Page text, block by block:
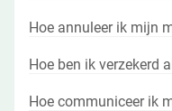
Hoe annuleer ik mijn
Hoe ben ik verzekerd
Hoe communiceer ik